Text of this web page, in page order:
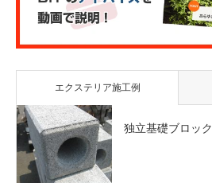
エクステリア施工例
独立基礎ブロック